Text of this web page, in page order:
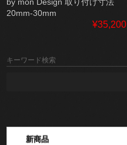
by mon Design 取り付け寸法
20mm-30mm
¥35,200
キーワード検索
新商品